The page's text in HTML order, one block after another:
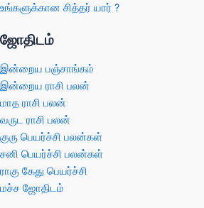
உங்களுக்கான சித்தர் யார் ?
ஜோதிடம்
இன்றைய பஞ்சாங்கம்
இன்றைய ராசி பலன்
மாத ராசி பலன்
வருட ராசி பலன்
குரு பெயர்ச்சி பலன்கள்
சனி பெயர்ச்சி பலன்கள்
ராகு கேது பெயர்ச்சி
மச்ச ஜோதிடம்